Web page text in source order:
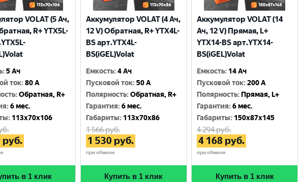
VOLAT (5 Ач,
R+ YTX5L-
:5 Ач
ток:80 A
:Обратная, R+
:6 мес.
: 113x70x106
руб.
в 1 клик
Аккумулятор VOLAT (4 Ач,
12 V) Обратная, R+ YTX4L-
BS арт.YTX4L-
BS(iGEL)Volat
Емкость:4 Ач
Пусковой ток:50 A
Полярность:Обратная, R+
Гарантия:6 мес.
Габариты: 113x70x86
1 566руб.
1 530 руб.
при обмене
Купить в 1 клик
Аккумулятор VOLAT (14
Ач, 12 V) Прямая, L+
YTX14-BS арт.YTX14-
BS(iGEL)Volat
Емкость: 14 Ач
Пусковой ток:200 A
Полярность: Прямая, L+
Гарантия:6 мес.
Габариты: 150x87x145
4 294руб.
4 168 руб.
при обмене
Купить в 1 клик
Выберите ваш город
Великий Новгород
Москва
Санкт-Петербург
Смоленск